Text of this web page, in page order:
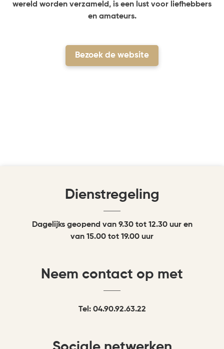
wereld worden verzameld, is een lust voor liefhebbers
en amateurs.
Bezoek de website
Dienstregeling
Dagelijks geopend van 9.30 tot 12.30 uur en
van 15.00 tot 19.00 uur
Neem contact op met
Tel: 04.90.92.63.22